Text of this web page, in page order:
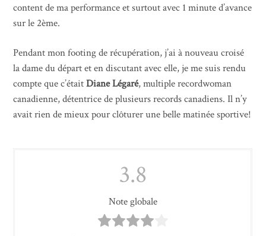
content de ma performance et surtout avec 1 minute d’avance
sur le 2ème.
Pendant mon footing de récupération, j’ai à nouveau croisé
la dame du départ et en discutant avec elle, je me suis rendu
compte que c’étaitDiane Légaré, multiple recordwoman
canadienne, détentrice de plusieurs records canadiens. Il n’y
avait rien de mieux pour clôturer une belle matinée sportive!
3.8
Note globale